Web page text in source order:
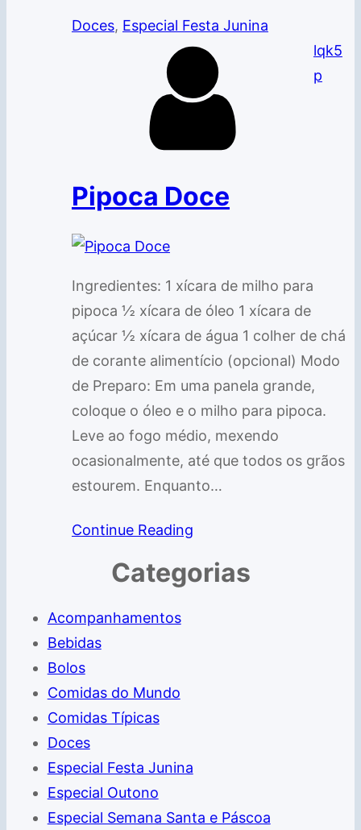
Doces, Especial Festa Junina
lqk5
p
Pipoca Doce
Ingredientes: 1 xícara de milho para
pipoca ½ xícara de óleo 1 xícara de
açúcar ½ xícara de água 1 colher de chá
de corante alimentício (opcional) Modo
de Preparo: Em uma panela grande,
coloque o óleo e o milho para pipoca.
Leve ao fogo médio, mexendo
ocasionalmente, até que todos os grãos
estourem. Enquanto…
Continue Reading
Categorias
Acompanhamentos
Bebidas
Bolos
Comidas do Mundo
Comidas Típicas
Doces
Especial Festa Junina
Especial Outono
Especial Semana Santa e Páscoa